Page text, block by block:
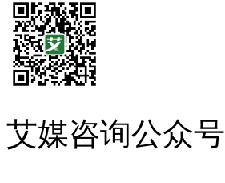
艾媒咨询公众号